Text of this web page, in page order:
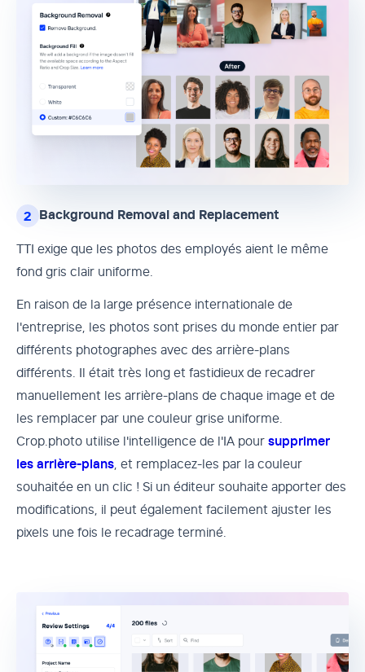
2 Background Removal and Replacement
TTI exige que les photos des employés aient le même
fond gris clair uniforme.
En raison de la large présence internationale de
l'entreprise, les photos sont prises du monde entier par
différents photographes avec des arrière-plans
différents. Il était très long et fastidieux de recadrer
manuellement les arrière-plans de chaque image et de
les remplacer par une couleur grise uniforme.
Crop.photo utilise l'intelligence de l'IA pour supprimer
les arrière-plans, et remplacez-les par la couleur
souhaitée en un clic ! Si un éditeur souhaite apporter des
modifications, il peut également facilement ajuster les
pixels une fois le recadrage terminé.